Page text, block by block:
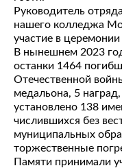
Руководитель
нашего колледжа
участие в
В нынешнем 2023
останки 1464
Отечественной
медальона, 5
установлено 138
числившихся без
муниципальных
торжественные
Памяти принимали